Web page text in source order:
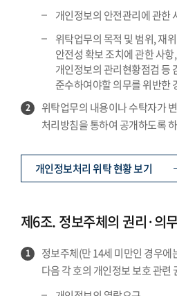
개인정보의 안전관리에 관한
위탁업무의 목적 및 범위, 재
안전성 확보 조치에 관한 사
개인정보의 관리현황점검 등
준수하여야할 의무를 위반한
2
위탁업무의 내용이나 수탁자가
처리방침을 통하여 공개하도록
개인정보처리 위탁 현황 보기
제6조. 정보주체의 권리·의
1
정보주체(만 14세 미만인 경우
다음 각 호의 개인정보 보호 관련